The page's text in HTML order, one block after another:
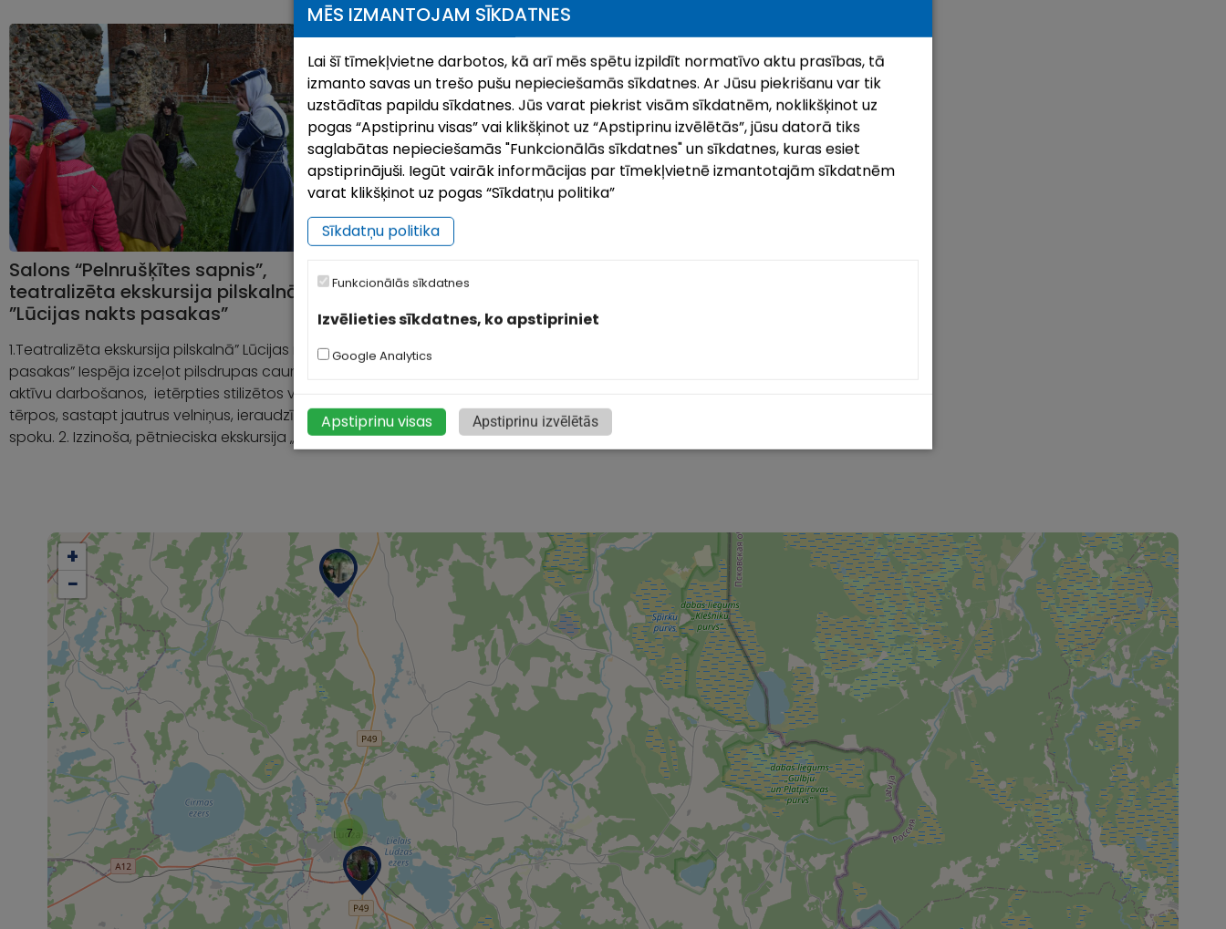
Salons “Pelnrušķītes sapnis”,
teatralizēta ekskursija pilskalnā
”Lūcijas nakts pasakas”
1.Teatralizēta ekskursija pilskalnā” Lūcijas nakts
pasakas” Iespēja izceļot pilsdrupas caur teikām ar
aktīvu darbošanos, ietērpties stilizētos viduslaiku
tērpos, sastapt jautrus velniņus, ieraudzīt Lūcijas
spoku. 2. Izzinoša, pētnieciska ekskursija „ Koku …
maršrutu piedāvājums
Ja vēlies kādu no zemāk aprakstītajiem maršrutiem
veikt vietējā gida pavadībā, piesakies pa tālruni
dažādu …
7
+
−
MĒS IZMANTOJAM SĪKDATNES
Lai šī tīmekļvietne darbotos, kā arī mēs spētu izpildīt normatīvo aktu prasības, tā
izmanto savas un trešo pušu nepieciešamās sīkdatnes. Ar Jūsu piekrišanu var tik
uzstādītas papildu sīkdatnes. Jūs varat piekrist visām sīkdatnēm, noklikšķinot uz
pogas “Apstiprinu visas” vai klikšķinot uz “Apstiprinu izvēlētās”, jūsu datorā tiks
saglabātas nepieciešamās "Funkcionālās sīkdatnes" un sīkdatnes, kuras esiet
apstiprinājuši. Iegūt vairāk informācijas par tīmekļvietnē izmantotajām sīkdatnēm
varat klikšķinot uz pogas “Sīkdatņu politika”
Sīkdatņu politika
Funkcionālās sīkdatnes
Izvēlieties sīkdatnes, ko apstipriniet
Google Analytics
Apstiprinu visas Apstiprinu izvēlētās